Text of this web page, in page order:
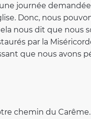
journée
Donc, nous
nous dit que nous
par la
que nous avons
chemin du